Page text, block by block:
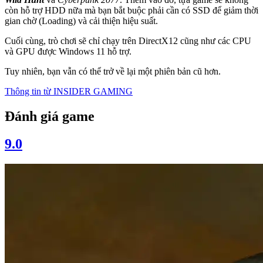
còn hỗ trợ HDD nữa mà bạn bắt buộc phải cần có SSD để giảm thời
gian chờ (Loading) và cải thiện hiệu suất.
Cuối cùng, trò chơi sẽ chỉ chạy trên DirectX12 cũng như các CPU
và GPU được Windows 11 hỗ trợ.
Tuy nhiên, bạn vẫn có thể trở về lại một phiên bản cũ hơn.
Thông tin từ INSIDER GAMING
Đánh giá game
9.0